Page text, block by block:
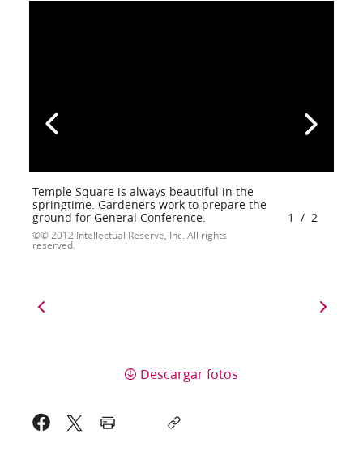
Temple Square is always beautiful in the
springtime. Gardeners work to prepare the
ground for General Conference.
© 2012 Intellectual Reserve, Inc. All rights
reserved.
1 / 2
Descargar fotos